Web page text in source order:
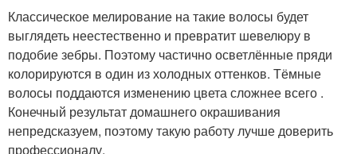
Классическое мелирование на такие волосы будет
выглядеть неестественно и превратит шевелюру в
подобие зебры. Поэтому частично осветлённые пряди
колорируются в один из холодных оттенков. Тёмные
волосы поддаются изменению цвета сложнее всего .
Конечный результат домашнего окрашивания
непредсказуем, поэтому такую работу лучше доверить
профессионалу.